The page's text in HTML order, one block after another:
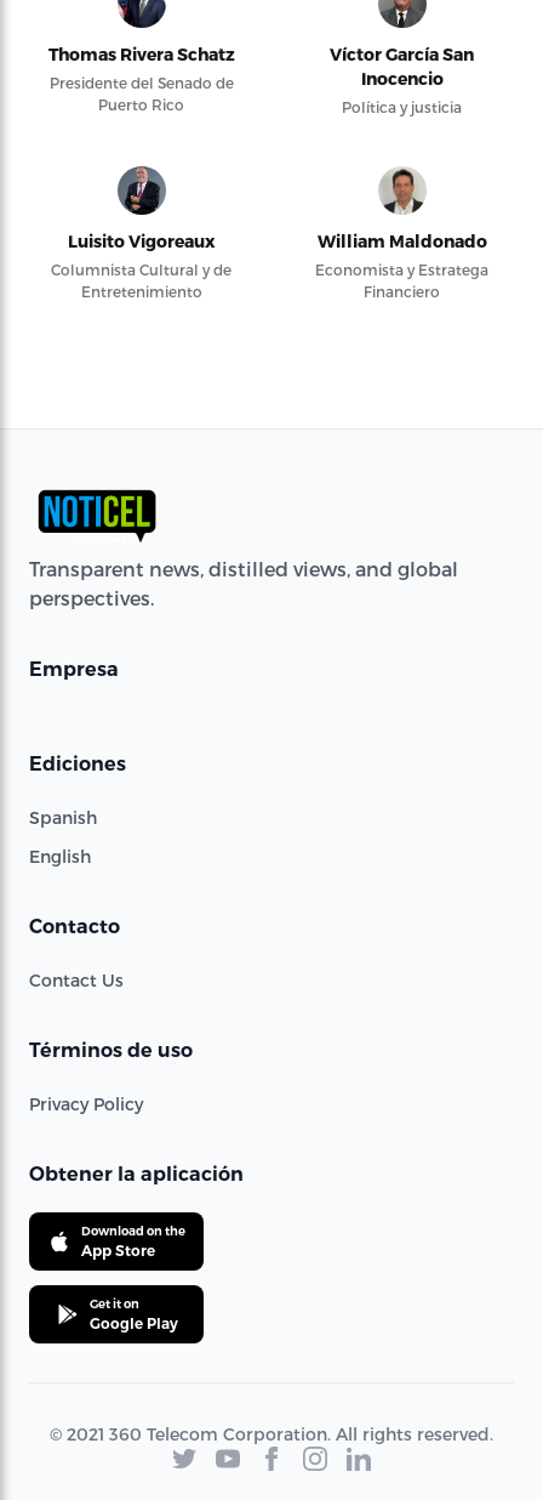
Thomas Rivera Schatz
Presidente del Senado de
Puerto Rico
Víctor García San
Inocencio
Política y justicia
Luisito Vigoreaux
Columnista Cultural y de
Entretenimiento
William Maldonado
Economista y Estratega
Financiero
Transparent news, distilled views, and global
perspectives.
Empresa
Ediciones
Spanish
English
Contacto
Contact Us
Términos de uso
Privacy Policy
Obtener la aplicación
Download on the
App Store
Get it on
Google Play
© 2021 360 Telecom Corporation. All rights reserved.